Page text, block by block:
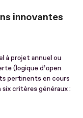
innovantes
à projet annuel ou
(logique d’open
pertinents en cours
critères généraux :